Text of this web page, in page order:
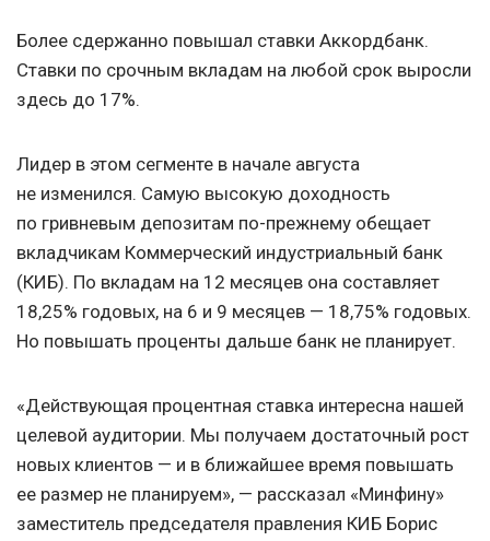
Более сдержанно повышал ставки Аккордбанк.
Ставки по срочным вкладам на любой срок выросли
здесь до 17%.
Лидер в этом сегменте в начале августа
не изменился. Самую высокую доходность
по гривневым депозитам по-прежнему обещает
вкладчикам Коммерческий индустриальный банк
(КИБ). По вкладам на 12 месяцев она составляет
18,25% годовых, на 6 и 9 месяцев — 18,75% годовых.
Но повышать проценты дальше банк не планирует.
«Действующая процентная ставка интересна нашей
целевой аудитории. Мы получаем достаточный рост
новых клиентов — и в ближайшее время повышать
ее размер не планируем», — рассказал «Минфину»
заместитель председателя правления КИБ Борис